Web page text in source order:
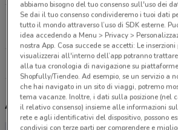
Via Garibaldi, 17 Varese
18.3 km
CHIUSO
Tutti i
Altri volantini nelle vicinanze
abbiamo bisogno del tuo consenso sull'uso dei
Se dai il tuo consenso condivideremo i tuoi dati
tutto il mondo attraverso l’uso di SDK esterne.
idea accedendo a Menu > Privacy >
nostra App. Cosa succede se accetti: Le
visualizzerai all'interno dell’app potranno
alla tua cronologia di navigazione su
Shopfully/Tiendeo. Ad esempio, se un servizio a
che hai navigato in un sito di viaggi, potremo
tema vacanze. Inoltre, i dati sulla posizione (nel
il relativo consenso) insieme alle informazioni
rete e agli identificativi del dispositivo, possono
condivisi con terze parti per comprendere e